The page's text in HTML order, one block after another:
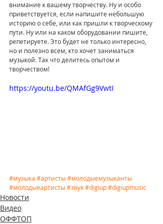
внимание к вашему творчеству. Ну и особо
приветствуется, если напишите небольшую
историю о себе, или как пришли к творческому
пути. Ну или на каком оборудовании пишите,
репетируете. Это будет не только интересно,
но и полезно всем, кто хочет заниматься
музыкой. Так что делитесь опытом и
творчеством!
https://youtu.be/QMAfGg9VwtI
#музыка #артисты#молодыемузыканты
#молодыеартисты#звук#digiup#digiupmusic
Новости
Видео
ОФФТОП